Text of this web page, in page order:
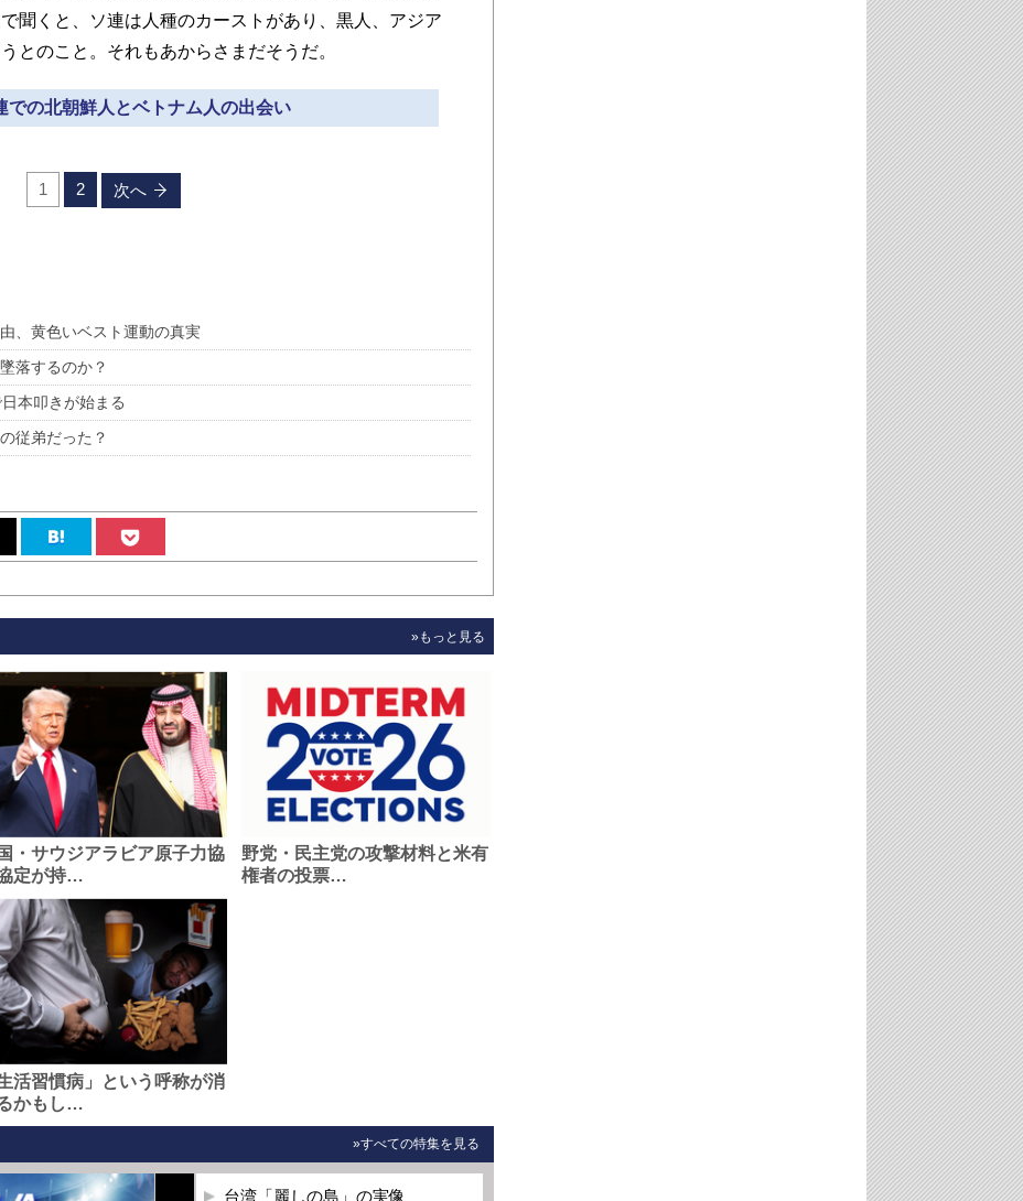
聞くと、ソ連は人種のカーストがあり、 黒人、アジア
とのこと。 それもあからさまだそうだ。
での北朝鮮人とベトナム人の出会い
1 2 次へ
、黄色いベスト運動の真実
落するのか？
本叩きが始まる
従弟だった？
»もっと見る
・サウジアラビア原子力協
定が持…
野党・民主党の攻撃材料と米有
権者の投票…
生活習慣病」という呼称が消
かもし…
»すべての特集を見る
台湾「麗しの島」の実像